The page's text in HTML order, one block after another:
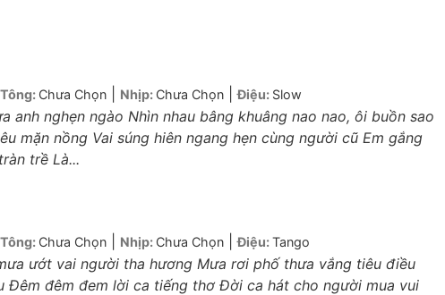
Tông: Chưa Chọn Nhịp: Chưa Chọn |Điệu: Slow
anh nghẹn ngào Nhìn nhau bâng khuâng nao nao, ôi buồn sao
mặn nồng Vai súng hiên ngang hẹn cùng người cũ Em gắng
trề Là...
Tông: Chưa Chọn Nhịp: Chưa Chọn |Điệu:Tango
ướt vai người tha hương Mưa rơi phố thưa vắng tiêu điều
Đêm đêm đem lời ca tiếng thơ Đời ca hát cho người mua vui